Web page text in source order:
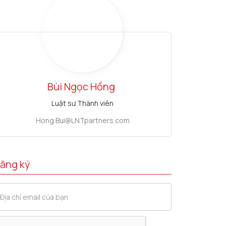
Bùi Ngọc Hồng
Luật sư Thành viên
Hong.Bui@LNTpartners.com
ký